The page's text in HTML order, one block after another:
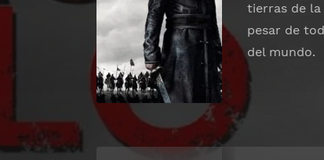
tierras de la
pesar de
del mundo.